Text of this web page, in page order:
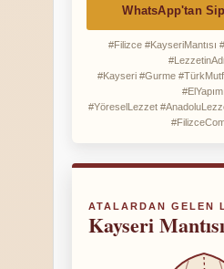
ATALARDAN GELEN
Kayseri Mantısı
WhatsApp'tan
#Filizce #KayseriMantısı
#Kayseri #Gurme
#ElYapımı
#YöreselLezzet